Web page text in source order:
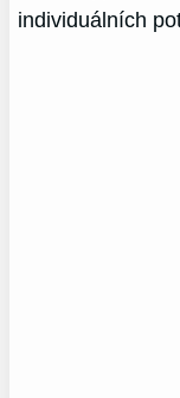
individuálních